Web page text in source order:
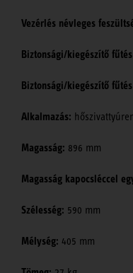
Vezérlés névleges
Biztonsági/kiegészítő
Biztonsági/kiegészítő
Alkalmazás:
Magasság: 896 mm
Magasság kapocsléccel
Szélesség: 590 mm
Mélység: 405 mm